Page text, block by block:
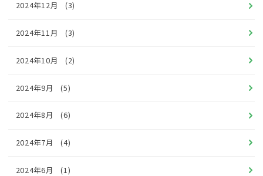
2024年12月 (3)
2024年11月 (3)
2024年10月 (2)
2024年9月 (5)
2024年8月 (6)
2024年7月 (4)
2024年6月 (1)